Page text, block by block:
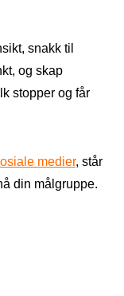
snakk til
og skap
stopper og får
medier, står
din målgruppe.